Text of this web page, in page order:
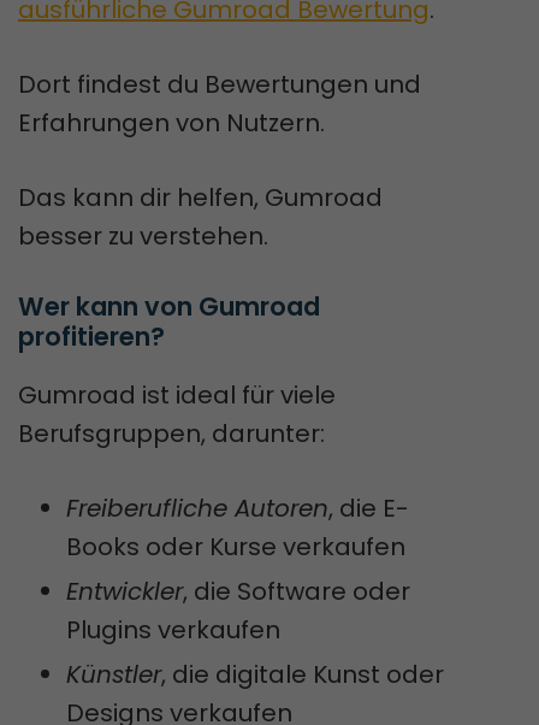
ausführliche Gumroad Bewertung.
Dort findest du Bewertungen und
Erfahrungen von Nutzern.
Das kann dir helfen, Gumroad
besser zu verstehen.
Wer kann von Gumroad
profitieren?
Gumroad ist ideal für viele
Berufsgruppen, darunter:
Freiberufliche Autoren, die E-
Books oder Kurse verkaufen
Entwickler, die Software oder
Plugins verkaufen
Künstler, die digitale Kunst oder
Designs verkaufen